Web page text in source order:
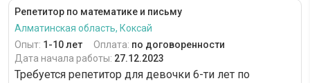
Репетитор по математике и письму
Алматинская область, Коксай
Опыт: 1-10 лет Оплата: по договоренности
Дата начала работы: 27.12.2023
Требуется репетитор для девочки 6-ти лет по